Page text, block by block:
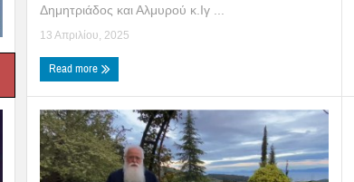
Δημητριάδος και Αλμυρού κ.Ιγ ...
13 Απριλίου, 2025
Read more